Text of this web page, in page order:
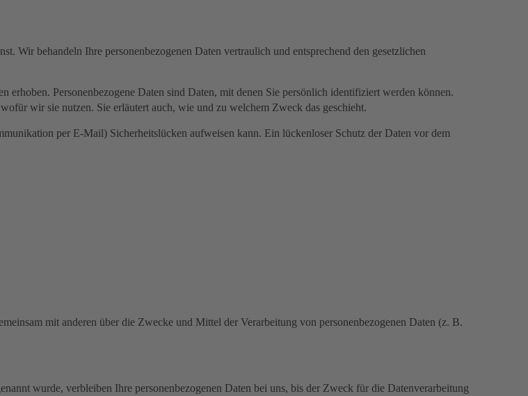
Wir behandeln Ihre personenbezogenen Daten vertraulich und entsprechend den gesetzlichen
erhoben. Personenbezogene Daten sind Daten, mit denen Sie persönlich identifiziert werden können.
wir sie nutzen. Sie erläutert auch, wie und zu welchem Zweck das geschieht.
per E-Mail) Sicherheitslücken aufweisen kann. Ein lückenloser Schutz der Daten vor dem
mit anderen über die Zwecke und Mittel der Verarbeitung von personenbezogenen Daten (z. B.
wurde, verbleiben Ihre personenbezogenen Daten bei uns, bis der Zweck für die Datenverarbeitung